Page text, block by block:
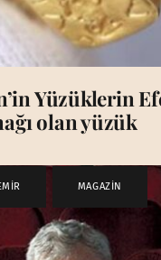
Yüzüklerin
olan yüzük
MAGAZİN